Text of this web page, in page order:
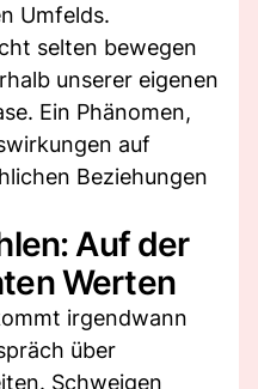
Umfelds.
selten bewegen
unserer eigenen
Ein Phänomen,
auf
Beziehungen
Auf der
Werten
irgendwann
über
Schweigen